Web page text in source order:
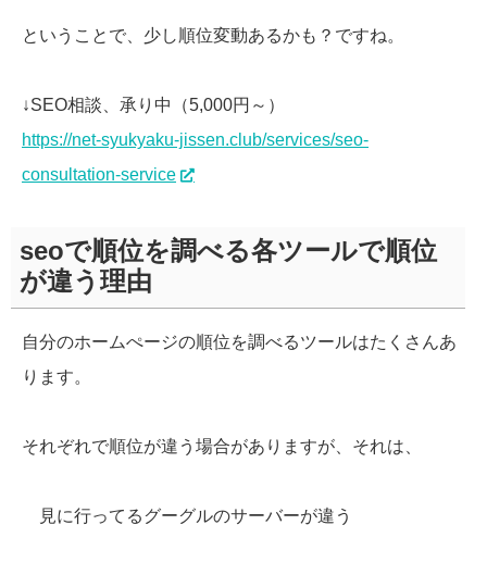
ということで、少し順位変動あるかも？ですね。
↓SEO相談、承り中（5,000円～）
https://net-syukyaku-jissen.club/services/seo-
consultation-service
seoで順位を調べる各ツールで順位
が違う理由
自分のホームぺージの順位を調べるツールはたくさんあ
ります。
それぞれで順位が違う場合がありますが、それは、
見に行ってるグーグルのサーバーが違う